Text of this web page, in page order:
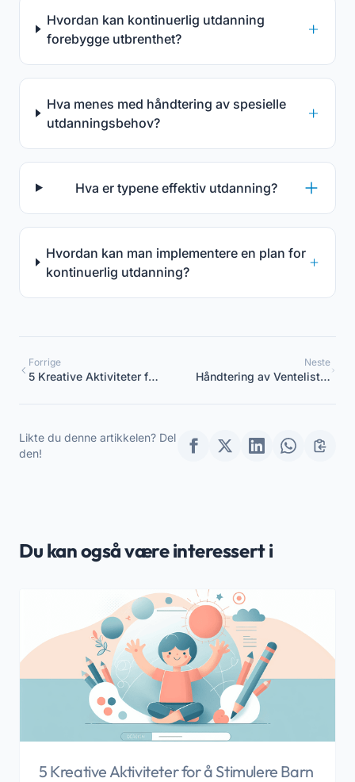
Hvordan kan kontinuerlig utdanning
forebygge utbrenthet?
Hva menes med håndtering av spesielle
utdanningsbehov?
Hva er typene effektiv utdanning?
Hvordan kan man implementere en plan for
kontinuerlig utdanning?
Forrige
5 Kreative Aktiviteter for
Neste
Håndtering av Ventelister
Likte du denne artikkelen? Del
den!
Du kan også være interessert i
5 Kreative Aktiviteter for å Stimulere Barn